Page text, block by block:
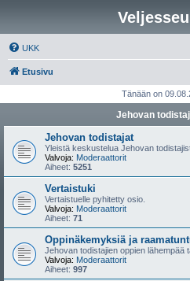
UKK
Etusivu
Tänään on
Jehovan
Jehovan todistajat
Yleistä keskustelua Jehovan
Valvoja: Moderaattorit
Aiheet: 5251
Vertaistuki
Vertaistuelle pyhitetty osio.
Valvoja: Moderaattorit
Aiheet: 71
Oppinäkemyksiä ja
Jehovan todistajien oppien lähempää
Valvoja: Moderaattorit
Aiheet: 997